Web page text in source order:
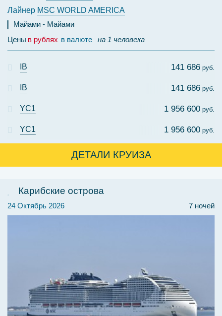
Лайнер MSC WORLD AMERICA
Майами
Майами
Цены в рублях в валюте на 1 человека
IB 141 686 руб.
IB 141 686 руб.
YC1 1 956 600 руб.
YC1 1 956 600 руб.
ДЕТАЛИ КРУИЗА
Карибские острова
7 ночей
24 Октябрь 2026